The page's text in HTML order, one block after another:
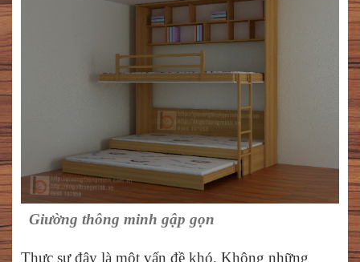
Giường thông minh gập gọn
Thực sự đây là một vấn đề khó. Không những